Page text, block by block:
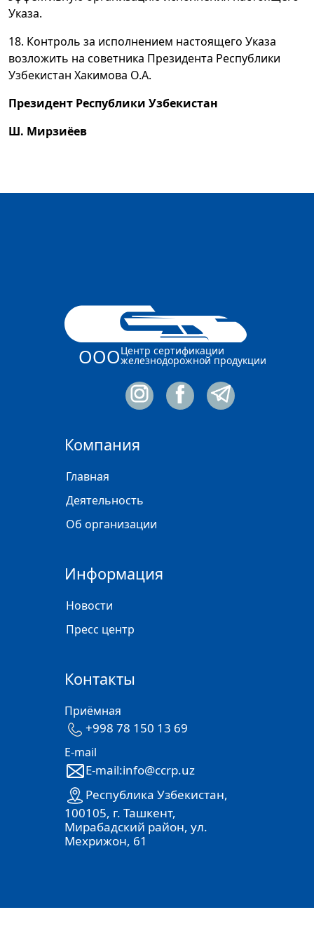
Указа.
18. Контроль за исполнением настоящего Указа
возложить на советника Президента Республики
Узбекистан Хакимова О.А.
Президент Республики Узбекистан
Ш. Мирзиёев
ОООЦентр сертификации
железнодорожной продукции
Компания
Главная
Деятельность
Об организации
Информация
Новости
Пресс центр
Контакты
Приёмная
+998 78 150 13 69
E-mail
E-mail:info@ccrp.uz
Республика Узбекистан,
100105, г. Ташкент,
Мирабадский район, ул.
Мехрижон, 61